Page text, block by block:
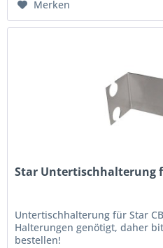
Merken
Star Untertischhalterung
Untertischhalterung für Star
Halterungen genötigt, daher
bestellen!